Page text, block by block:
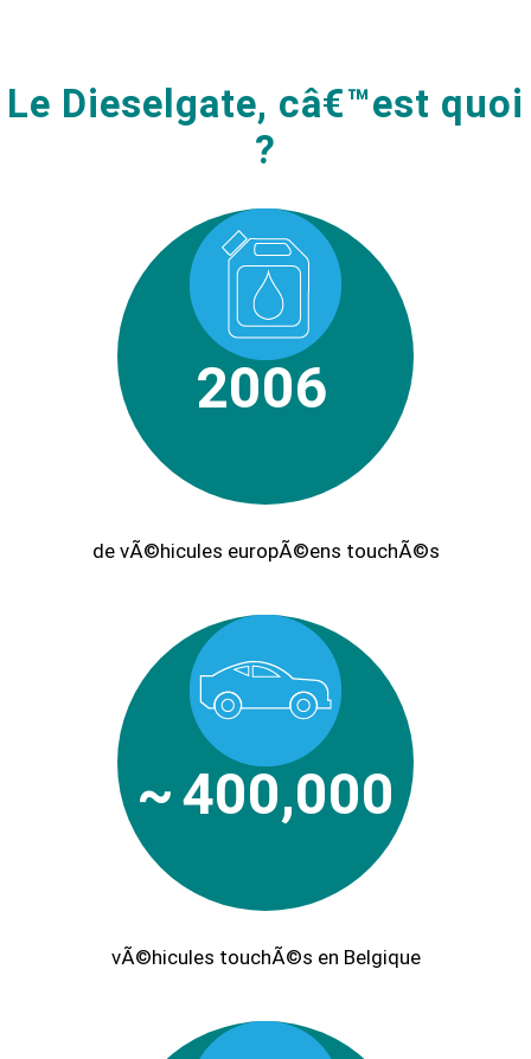
Le Dieselgate, câ€™est quoi
?
2006
de vÃ©hicules europÃ©ens touchÃ©s
~400,000
vÃ©hicules touchÃ©s en Belgique